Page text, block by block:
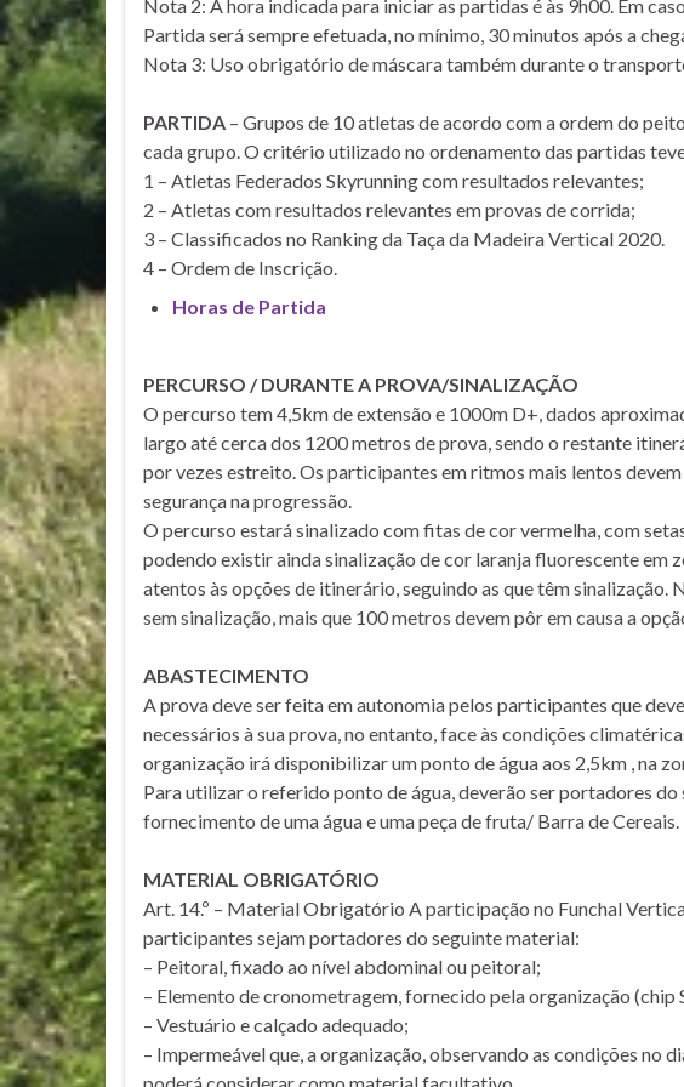
Nota 2: A hora indicada para iniciar as partidas é às 9h00. Em
Partida será sempre efetuada, no mínimo, 30 minutos após a
Nota 3: Uso obrigatório de máscara também durante o
PARTIDA – Grupos de 10 atletas de acordo com a ordem do
cada grupo. O critério utilizado no ordenamento das partidas
1 – Atletas Federados Skyrunning com resultados relevantes;
2 – Atletas com resultados relevantes em provas de corrida;
3 – Classificados no Ranking da Taça da Madeira Vertical 2020.
4 – Ordem de Inscrição.
Horas de Partida
PERCURSO / DURANTE A PROVA/SINALIZAÇÃO
O percurso tem 4,5km de extensão e 1000m D+, dados
largo até cerca dos 1200 metros de prova, sendo o restante
por vezes estreito. Os participantes em ritmos mais lentos
segurança na progressão.
O percurso estará sinalizado com fitas de cor vermelha, com
podendo existir ainda sinalização de cor laranja fluorescente em
atentos às opções de itinerário, seguindo as que têm
sem sinalização, mais que 100 metros devem pôr em causa a
ABASTECIMENTO
A prova deve ser feita em autonomia pelos participantes que
necessários à sua prova, no entanto, face às condições
organização irá disponibilizar um ponto de água aos 2,5km , na
Para utilizar o referido ponto de água, deverão ser portadores
fornecimento de uma água e uma peça de fruta/ Barra de Cereais.
MATERIAL OBRIGATÓRIO
Art. 14.º – Material Obrigatório A participação no Funchal
participantes sejam portadores do seguinte material:
– Peitoral, fixado ao nível abdominal ou peitoral;
– Elemento de cronometragem, fornecido pela organização (chip
– Vestuário e calçado adequado;
– Impermeável que, a organização, observando as condições no